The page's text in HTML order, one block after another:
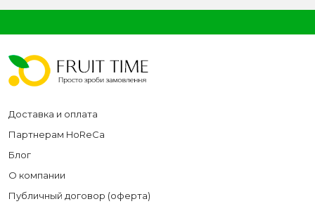
Доставка и оплата
Партнерам HoReCa
Блог
О компании
Публичный договор (оферта)